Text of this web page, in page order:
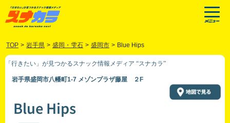
TOP > 岩手県 > 盛岡・雫石 > 盛岡市 > Blue Hips
「行きたい」が見つかるスナック情報メディア “スナカラ”
岩手県盛岡市八幡町1-7 メゾンプラザ藤屋 ２F
Blue Hips